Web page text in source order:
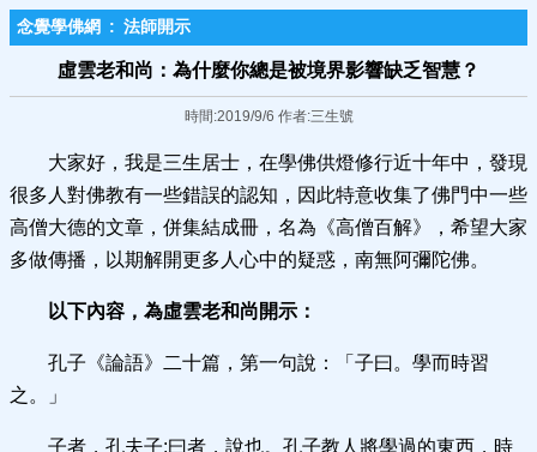
念覺學佛網 : 法師開示
虛雲老和尚：為什麼你總是被境界影響缺乏智慧？
時間:2019/9/6 作者:三生號
大家好，我是三生居士，在學佛供燈修行近十年中，發現
很多人對佛教有一些錯誤的認知，因此特意收集了佛門中一些
高僧大德的文章，併集結成冊，名為《高僧百解》，希望大家
多做傳播，以期解開更多人心中的疑惑，南無阿彌陀佛。
以下內容，為虛雲老和尚開示：
孔子《論語》二十篇，第一句說：「子曰。學而時習
之。」
子者，孔夫子;曰者，說也。孔子教人將學過的東西，時